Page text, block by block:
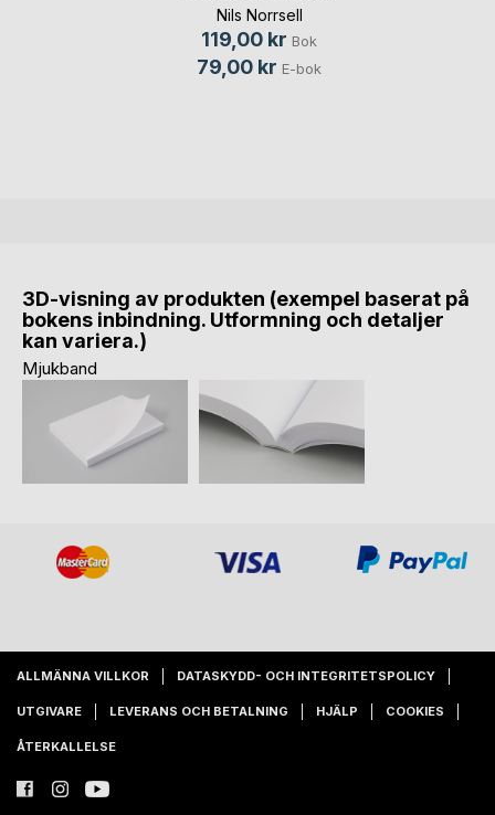
Nils Norrsell
119,00 kr Bok
79,00 kr E-bok
3D-visning av produkten (exempel baserat på
bokens inbindning. Utformning och detaljer
kan variera.)
Mjukband
ALLMÄNNA VILLKOR DATASKYDD- OCH INTEGRITETSPOLICY
UTGIVARE LEVERANS OCH BETALNING HJÄLP COOKIES
ÅTERKALLELSE